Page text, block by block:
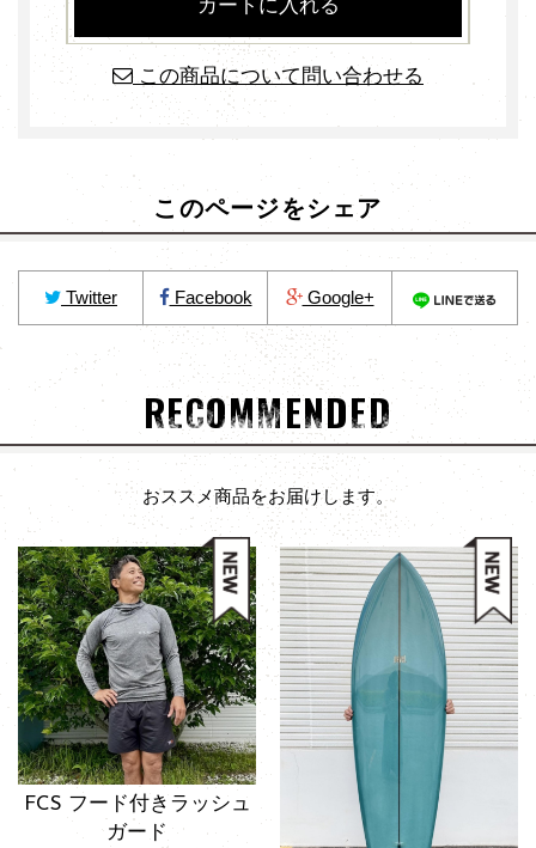
この商品について問い合わせる
このページをシェア
Twitter Facebook Google+
RECOMMENDED
おススメ商品をお届けします。
FCS フード付きラッシュ
ガード